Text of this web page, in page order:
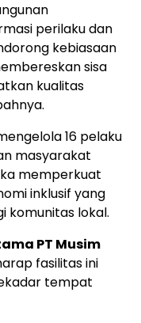
perilaku dan
kebiasaan
sisa
kualitas
16 pelaku
masyarakat
memperkuat
inklusif yang
komunitas lokal.
PT Musim
fasilitas ini
tempat